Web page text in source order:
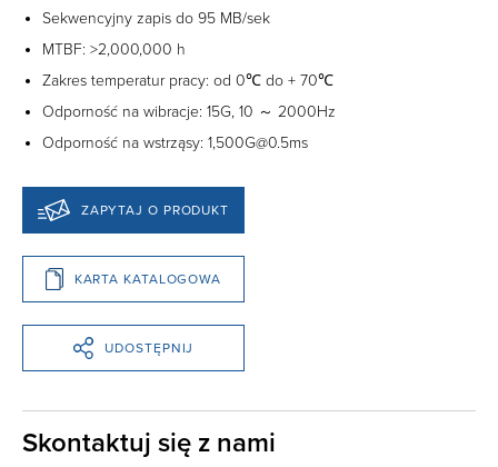
Sekwencyjny zapis do 95 MB/sek
MTBF: >2,000,000 h
Zakres temperatur pracy: od 0℃ do + 70℃
Odporność na wibracje: 15G, 10 ～ 2000Hz
Odporność na wstrząsy: 1,500G@0.5ms
ZAPYTAJ O PRODUKT
KARTA KATALOGOWA
UDOSTĘPNIJ
Skontaktuj się z nami